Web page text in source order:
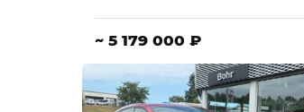
~ 5 179 000 ₽